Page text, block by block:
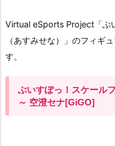
Virtual eSports Project「ぶ
（あすみせな）」のフィギ
す。
ぶいすぽっ！スケール
～ 空澄セナ[GiGO]